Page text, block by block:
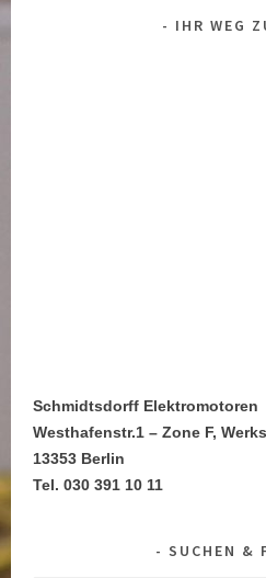
IHR WEG
Schmidtsdorff Elektromotoren
Westhafenstr.1 – Zone F,
13353 Berlin
Tel. 030 391 10 11
SUCHEN &